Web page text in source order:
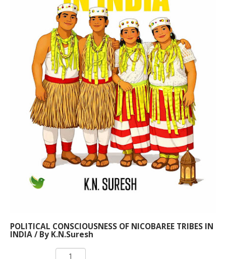
നാടും നാട്ടാരും' അതിരുങ്കല്‍ സന്തോഷ്
കലഞ്ഞൂരിന്‍റെ 171 നുറുങ്ങുകഥകളുടെ
സമാഹാരമാണ് ഈ പുസ്തകം. ഇതിലെ പല കഥകളും
ഉത്തരം കിട്ടാത്ത ചോദ്യങ്ങളാകാം, സമൂഹത്തിന്
നേരെ നീളുന്ന ചൂണ്ടുവിരലാകാം, നമ്മള്‍ക്ക് നമ്മളോട്
തോന്നിയ സംശയങ്ങളാകാം. ചുരുങ്ങിയ വാക്കുകളില്‍
വലിയ ജീവിതം പറയാനുള്ള എളിയ ശ്രമമാണ് ഈ
പുസ്തകം.
POLITICAL CONSCIOUSNESS OF NICOBAREE TRIBES IN
INDIA / By K.N.Suresh